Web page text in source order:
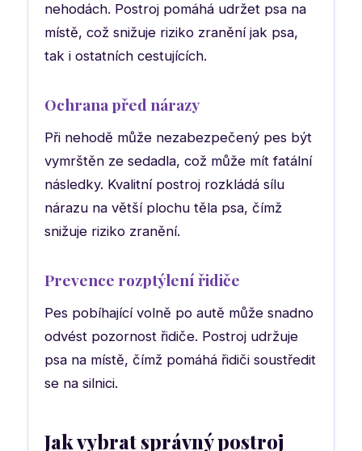
nehodách. Postroj pomáhá udržet psa na
místě, což snižuje riziko zranění jak psa,
tak i ostatních cestujících.
Ochrana před nárazy
Při nehodě může nezabezpečený pes být
vymrštěn ze sedadla, což může mít fatální
následky. Kvalitní postroj rozkládá sílu
nárazu na větší plochu těla psa, čímž
snižuje riziko zranění.
Prevence rozptýlení řidiče
Pes pobíhající volně po autě může snadno
odvést pozornost řidiče. Postroj udržuje
psa na místě, čímž pomáhá řidiči soustředit
se na silnici.
Jak vybrat správný postroj